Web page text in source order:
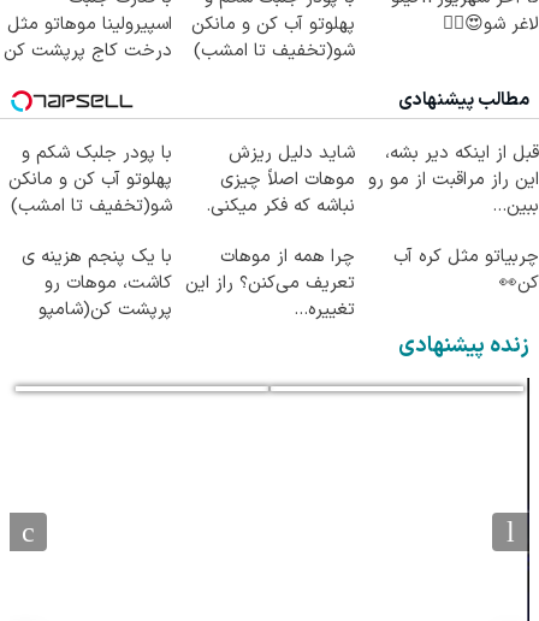
لاغر شو😍👌🏻
پهلوتو آب کن و مانکن
شو(تخفیف تا امشب)
اسپیرولینا موهاتو مثل
درخت کاج پرپشت کن
مطالب پیشنهادی
قبل از اینکه دیر بشه،
این راز مراقبت از مو رو
ببین...
شاید دلیل ریزش
موهات اصلاً چیزی
نباشه که فکر میکنی.
با پودر جلبک شکم و
پهلوتو آب کن و مانکن
شو(تخفیف تا امشب)
چربیاتو مثل کره آب
کن👀
چرا همه از موهات
تعریف می‌کنن؟ راز این
تغییره...
با یک پنجم هزینه ی
کاشت، موهات رو
پرپشت کن(شامپو
زنده پیشنهادی